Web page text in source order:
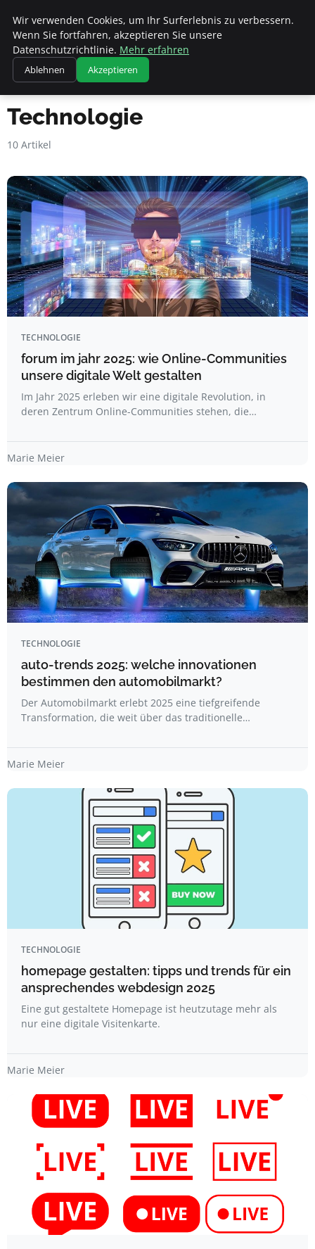
Geheimesleben
Startseite Technologie
Technologie
10 Artikel
TECHNOLOGIE
forum im jahr 2025: wie Online-Communities
unsere digitale Welt gestalten
Im Jahr 2025 erleben wir eine digitale Revolution, in
deren Zentrum Online-Communities stehen, die…
Marie Meier
TECHNOLOGIE
auto-trends 2025: welche innovationen
bestimmen den automobilmarkt?
Der Automobilmarkt erlebt 2025 eine tiefgreifende
Transformation, die weit über das traditionelle…
Marie Meier
TECHNOLOGIE
homepage gestalten: tipps und trends für ein
ansprechendes webdesign 2025
Eine gut gestaltete Homepage ist heutzutage mehr als
nur eine digitale Visitenkarte.
Marie Meier
Wir verwenden Cookies, um Ihr Surferlebnis zu verbessern.
Wenn Sie fortfahren, akzeptieren Sie unsere
Datenschutzrichtlinie. Mehr erfahren
Ablehnen Akzeptieren